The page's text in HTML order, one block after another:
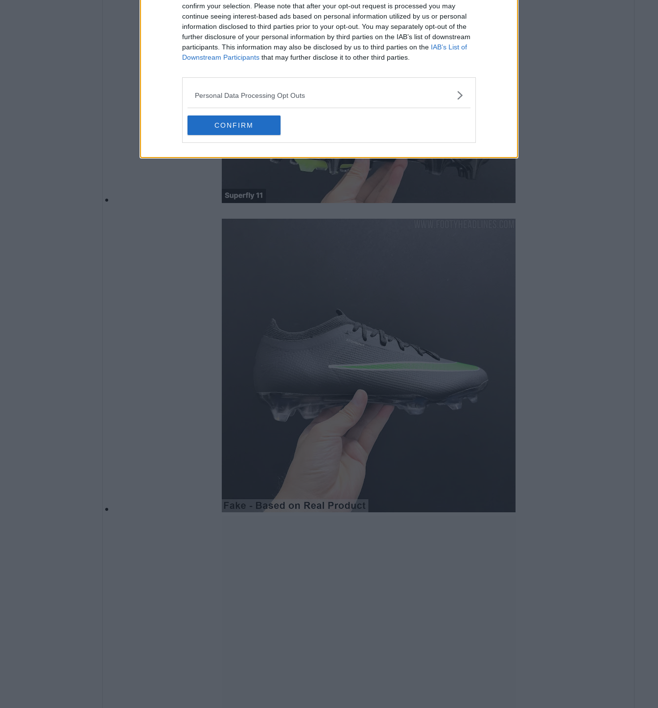
confirm your selection. Please note that after your opt-out request is processed you may
continue seeing interest-based ads based on personal information utilized by us or personal
information disclosed to third parties prior to your opt-out. You may separately opt-out of the
further disclosure of your personal information by third parties on the IAB’s list of downstream
participants. This information may also be disclosed by us to third parties on the IAB’s List of
Downstream Participants that may further disclose it to other third parties.
Personal Data Processing Opt Outs
CONFIRM